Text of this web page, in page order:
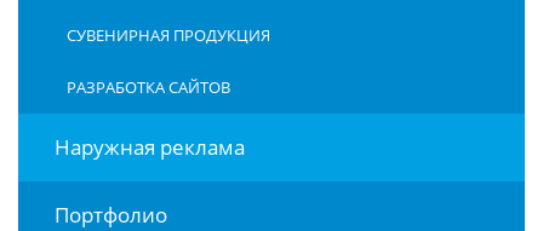
СУВЕНИРНАЯ ПРОДУКЦИЯ
РАЗРАБОТКА САЙТОВ
Наружная реклама
Портфолио